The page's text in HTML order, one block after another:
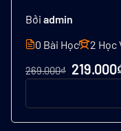
Bởi admin
0 Bài Học
2 Học
269.000₫